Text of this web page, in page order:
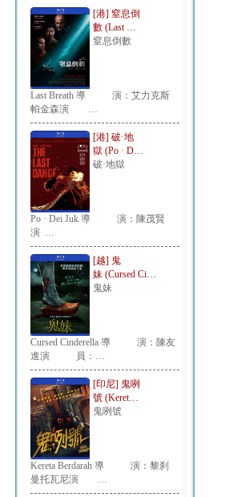
[港] 窒息倒
數 (Last …
窒息倒數
Last Breath 導 演：艾力克斯
帕金森演 …
[港] 破·地
獄 (Po · D…
破·地獄
Po · Dei Juk 導 演：陳茂賢
演 …
[越] 鬼
妹 (Cursed Ci…
鬼妹
Cursed Cinderella 導 演：陳友
進演 員：…
[印尼] 鬼咧
號 (Keret…
鬼咧號
Kereta Berdarah 導 演：黎刹
曼托瓦尼演 …